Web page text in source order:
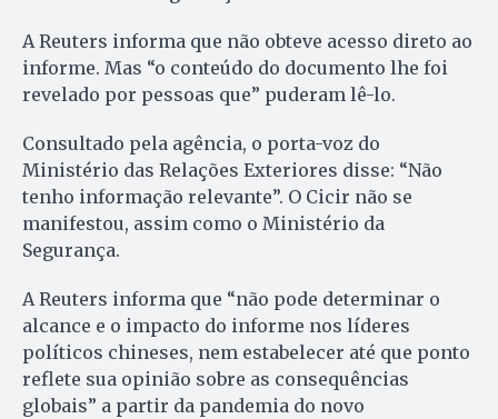
A Reuters informa que não obteve acesso direto ao
informe. Mas “o conteúdo do documento lhe foi
revelado por pessoas que” puderam lê-lo.
Consultado pela agência, o porta-voz do
Ministério das Relações Exteriores disse: “Não
tenho informação relevante”. O Cicir não se
manifestou, assim como o Ministério da
Segurança.
A Reuters informa que “não pode determinar o
alcance e o impacto do informe nos líderes
políticos chineses, nem estabelecer até que ponto
reflete sua opinião sobre as consequências
globais” a partir da pandemia do novo